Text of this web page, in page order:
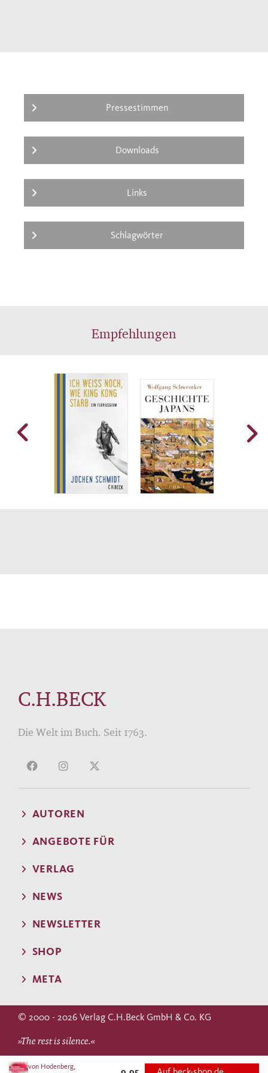
von Hodenberg,
Pressestimmen
Downloads
Links
Schlagwörter
Empfehlungen
C.H.BECK
Die Welt im Buch. Seit 1763.
AUTOREN
ANGEBOTE FÜR
VERLAG
NEWS
NEWSLETTER
SHOP
META
© 2000 - 2026 Verlag C.H.Beck GmbH & Co. KG
»The rest is silence.«
WILLIAM SHAKESPEARE